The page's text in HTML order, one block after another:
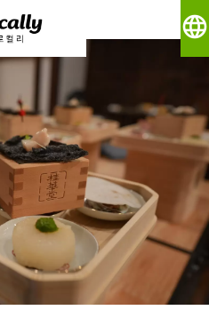
language